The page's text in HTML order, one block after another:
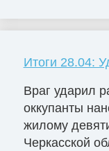
Итоги 28.04:
Враг ударил
оккупанты
жилому
Черкасской